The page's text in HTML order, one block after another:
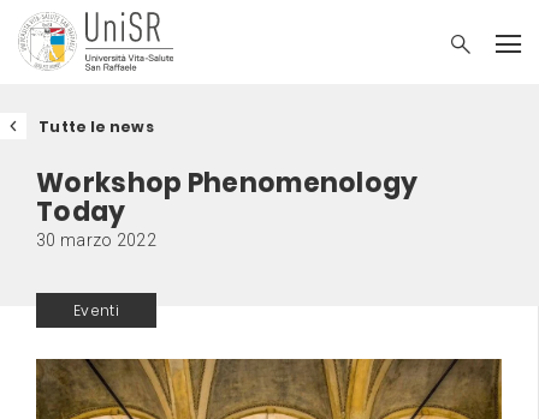
Tutte le news
Workshop Phenomenology
Today
30 marzo 2022
Eventi